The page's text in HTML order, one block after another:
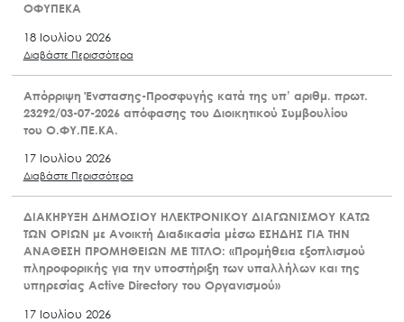
ΟΦΥΠΕΚΑ
18 Ιουλίου 2026
Διαβάστε Περισσότερα
Απόρριψη Ένστασης-Προσφυγής κατά της υπ’ αριθμ. πρωτ.
23292/03-07-2026 απόφασης του Διοικητικού Συμβουλίου
του Ο.ΦΥ.ΠΕ.ΚΑ.
17 Ιουλίου 2026
Διαβάστε Περισσότερα
ΔΙΑΚΗΡΥΞΗ ΔΗΜΟΣΙΟΥ ΗΛΕΚΤΡΟΝΙΚΟΥ ΔΙΑΓΩΝΙΣΜΟΥ ΚΑΤΩ
ΤΩΝ ΟΡΙΩΝ με Ανοικτή Διαδικασία μέσω ΕΣΗΔΗΣ ΓΙΑ ΤΗΝ
ΑΝΑΘΕΣΗ ΠΡΟΜΗΘΕΙΩΝ ΜΕ ΤΙΤΛΟ: «Προμήθεια εξοπλισμού
πληροφορικής για την υποστήριξη των υπαλλήλων και της
υπηρεσίας Active Directory του Οργανισμού»
17 Ιουλίου 2026